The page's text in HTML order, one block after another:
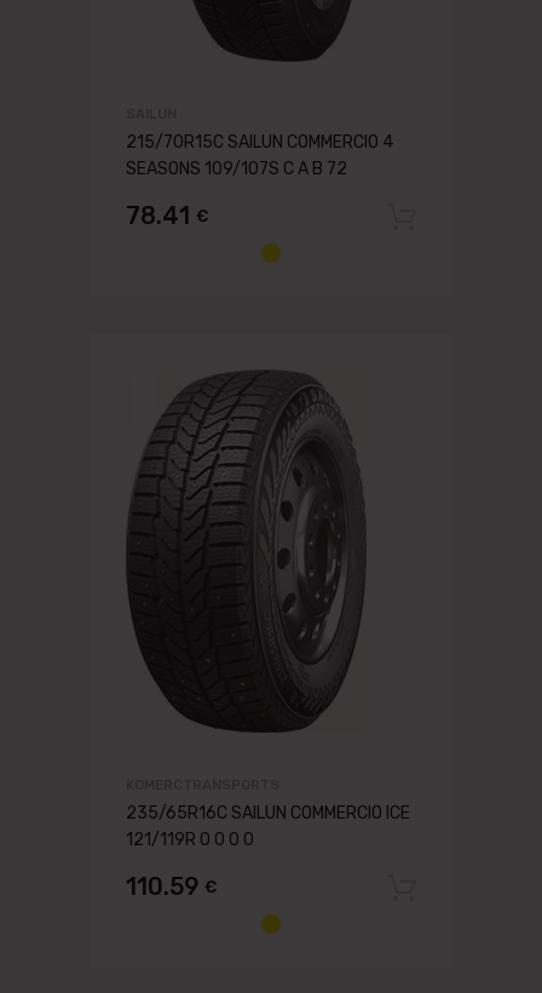
215/70R15C SAILUN COMMERCIO 4
SEASONS 109/107S C A B 72
78.41 €
235/65R16C SAILUN COMMERCIO ICE
121/119R 0 0 0 0
110.59 €